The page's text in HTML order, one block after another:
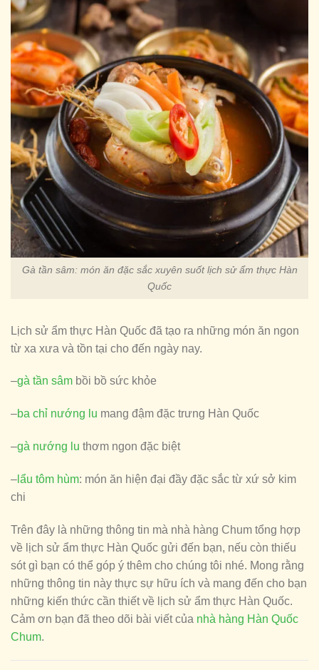
Gà tần sâm: món ăn đặc sắc xuyên suốt lịch sử ẩm thực Hàn
Quốc
Lịch sử ẩm thực Hàn Quốc đã tạo ra những món ăn ngon
từ xa xưa và tồn tại cho đến ngày nay.
–gà tần sâm bồi bồ sức khỏe
–ba chỉ nướng lu mang đậm đặc trưng Hàn Quốc
–gà nướng lu thơm ngon đặc biệt
– lẩu tôm hùm: món ăn hiện đại đầy đặc sắc từ xứ sở kim
chi
Trên đây là những thông tin mà nhà hàng Chum tổng hợp
về lịch sử ẩm thực Hàn Quốc gửi đến bạn, nếu còn thiếu
sót gì bạn có thể góp ý thêm cho chúng tôi nhé. Mong rằng
những thông tin này thực sự hữu ích và mang đến cho bạn
những kiến thức cần thiết về lịch sử ẩm thực Hàn Quốc.
Cảm ơn bạn đã theo dõi bài viết của nhà hàng Hàn Quốc
Chum.